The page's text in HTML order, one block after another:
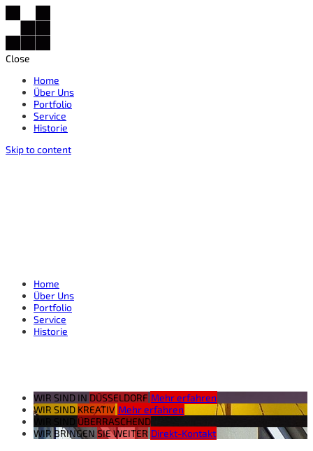
Close
Home
Über Uns
Portfolio
Service
Historie
Skip to content
Home
Über Uns
Portfolio
Service
Historie
WIR SIND IN DÜSSELDORF Mehr erfahren
WIR SIND KREATIV Mehr erfahren
ÜBERRASCHEND
WIR BRINGEN SIE WEITER Direkt-Kontakt